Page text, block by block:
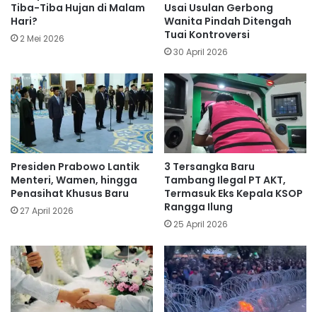
Tiba-Tiba Hujan di Malam
Hari?
2 Mei 2026
Usai Usulan Gerbong
Wanita Pindah Ditengah
Tuai Kontroversi
30 April 2026
Presiden Prabowo Lantik
Menteri, Wamen, hingga
Penasihat Khusus Baru
27 April 2026
3 Tersangka Baru
Tambang Ilegal PT AKT,
Termasuk Eks Kepala KSOP
Rangga Ilung
25 April 2026